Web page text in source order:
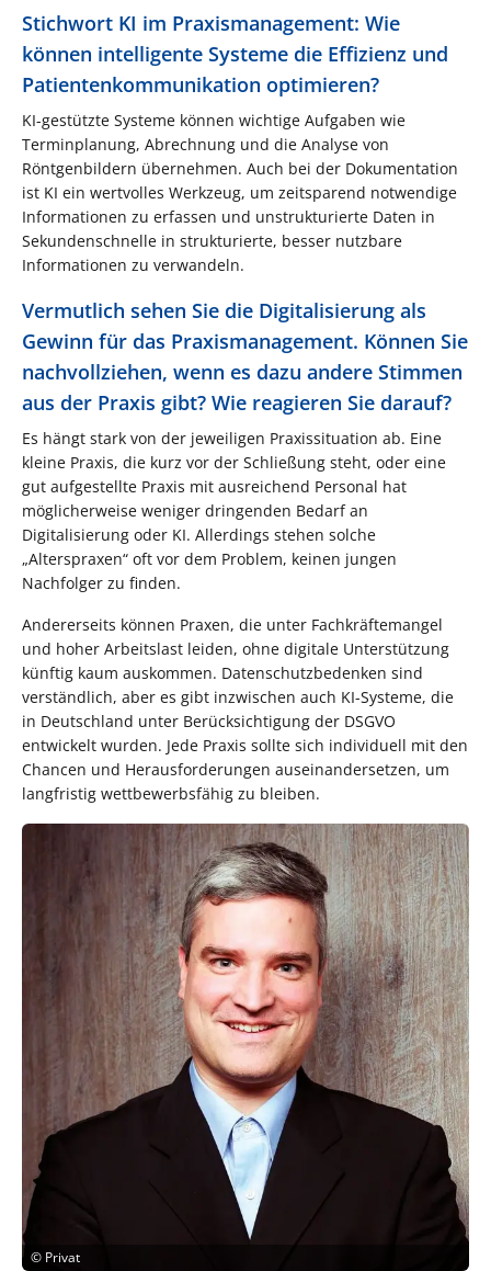
Stichwort KI im Praxismanagement: Wie
können intelligente Systeme die Effizienz und
Patientenkommunikation optimieren?
KI-gestützte Systeme können wichtige Aufgaben wie
Terminplanung, Abrechnung und die Analyse von
Röntgenbildern übernehmen. Auch bei der Dokumentation
ist KI ein wertvolles Werkzeug, um zeitsparend notwendige
Informationen zu erfassen und unstrukturierte Daten in
Sekundenschnelle in strukturierte, besser nutzbare
Informationen zu verwandeln.
Vermutlich sehen Sie die Digitalisierung als
Gewinn für das Praxismanagement. Können Sie
nachvollziehen, wenn es dazu andere Stimmen
aus der Praxis gibt? Wie reagieren Sie darauf?
Es hängt stark von der jeweiligen Praxissituation ab. Eine
kleine Praxis, die kurz vor der Schließung steht, oder eine
gut aufgestellte Praxis mit ausreichend Personal hat
möglicherweise weniger dringenden Bedarf an
Digitalisierung oder KI. Allerdings stehen solche
„Alterspraxen“ oft vor dem Problem, keinen jungen
Nachfolger zu finden.
Andererseits können Praxen, die unter Fachkräftemangel
und hoher Arbeitslast leiden, ohne digitale Unterstützung
künftig kaum auskommen. Datenschutzbedenken sind
verständlich, aber es gibt inzwischen auch KI-Systeme, die
in Deutschland unter Berücksichtigung der DSGVO
entwickelt wurden. Jede Praxis sollte sich individuell mit den
Chancen und Herausforderungen auseinandersetzen, um
langfristig wettbewerbsfähig zu bleiben.
© Privat